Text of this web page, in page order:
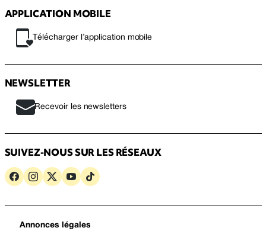
APPLICATION MOBILE
Télécharger l’application mobile
NEWSLETTER
Recevoir les newsletters
SUIVEZ-NOUS SUR LES RÉSEAUX
Annonces légales